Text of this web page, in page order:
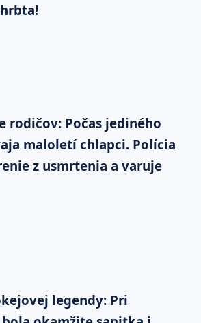
rodičov: Počas jediného
maloletí chlapci. Polícia
z usmrtenia a varuje
legendy: Pri